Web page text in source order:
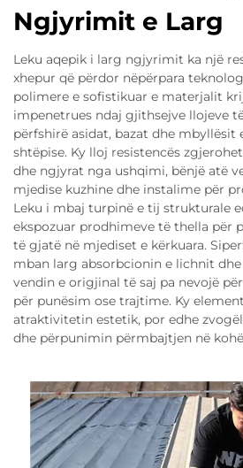
Ngjyrimit e Larg
Leku aqepik i larg ngjyrimit ka një
xhepur që përdor nëpërpara
polimere e sofistikuar e materjalit
impenetrues ndaj gjithsejve llojeve
përfshirë asidat, bazat dhe mbyllësit
shtëpise. Ky lloj resistencës
dhe ngjyrat nga ushqimi, bënjë atë
mjedise kuzhine dhe instalime për
Leku i mbaj turpinë e tij strukturale
ekspozuar prodhimeve të thella për
të gjatë në mjediset e kërkuara.
mban larg absorbcionin e lichnit
vendin e origjinal të saj pa nevojë
për punësim ose trajtime. Ky
atraktivitetin estetik, por edhe
dhe përpunimin përmbajtjen në